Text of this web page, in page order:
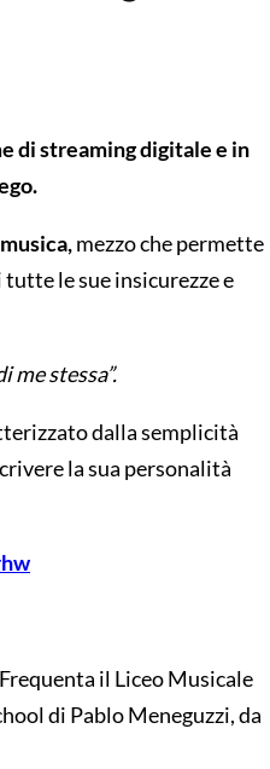
di streaming digitale e in
mezzo che permette
le sue insicurezze e
me stessa”.
dalla semplicità
la sua personalità
il Liceo Musicale
di Pablo Meneguzzi, da